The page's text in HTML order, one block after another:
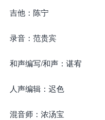
吉他：陈宁
录音：范贵宾
和声编写/和声：谌宥
人声编辑：迟色
混音师：浓汤宝